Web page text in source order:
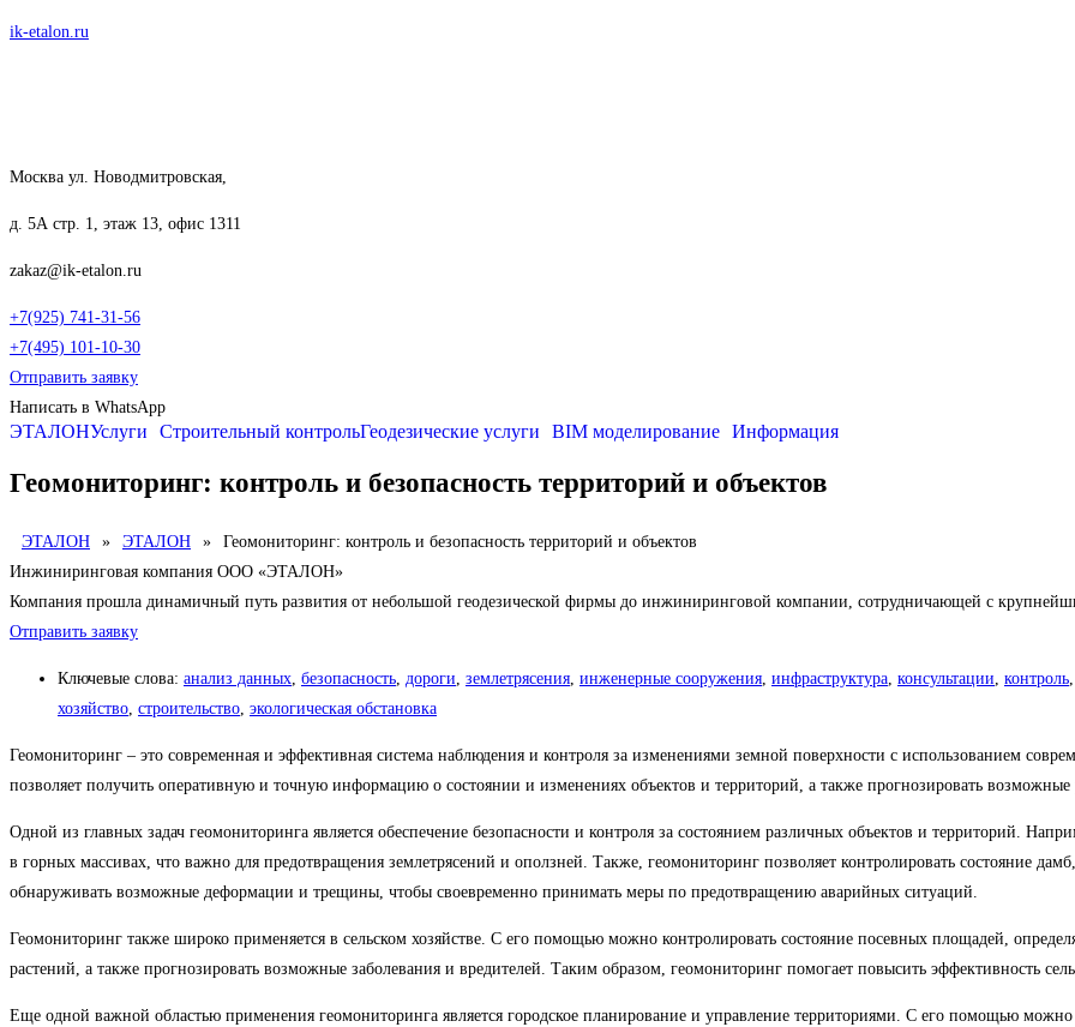
Перейти
ik-etalon.ru
Москва ул. Новодмитровская,
д. 5А стр. 1, этаж 13, офис 1311
zakaz@ik-etalon.ru
+7(925) 741-31-56
+7(495) 101-10-30
Отправить заявку
Написать в WhatsApp
ЭТАЛОНУслуги Строительный контрольГеодезические услуги BIM моделирование Информация
Геомониторинг: контроль и безопасность территорий и объектов
ЭТАЛОН » ЭТАЛОН »
Геомониторинг: контроль и безопасность территорий и объектов
Инжиниринговая компания ООО «ЭТАЛОН»
Компания прошла динамичный путь развития от небольшой геодезической фирмы до инжиниринговой компании, сотрудничающей с
Отправить заявку
Ключевые слова: анализ данных, безопасность, дороги, землетрясения, инженерные сооружения, инфраструктура, консультации, контроль,
хозяйство, строительство, экологическая обстановка
Геомониторинг – это современная и эффективная система наблюдения и контроля за изменениями земной поверхности с использованием
позволяет получить оперативную и точную информацию о состоянии и изменениях объектов и территорий, а также прогнозировать
Одной из главных задач геомониторинга является обеспечение безопасности и контроля за состоянием различных объектов и территорий.
в горных массивах, что важно для предотвращения землетрясений и оползней. Также, геомониторинг позволяет контролировать состояние
обнаруживать возможные деформации и трещины, чтобы своевременно принимать меры по предотвращению аварийных ситуаций.
Геомониторинг также широко применяется в сельском хозяйстве. С его помощью можно контролировать состояние посевных площадей,
растений, а также прогнозировать возможные заболевания и вредителей. Таким образом, геомониторинг помогает повысить эффективность
Еще одной важной областью применения геомониторинга является городское планирование и управление территориями. С его помощью можно